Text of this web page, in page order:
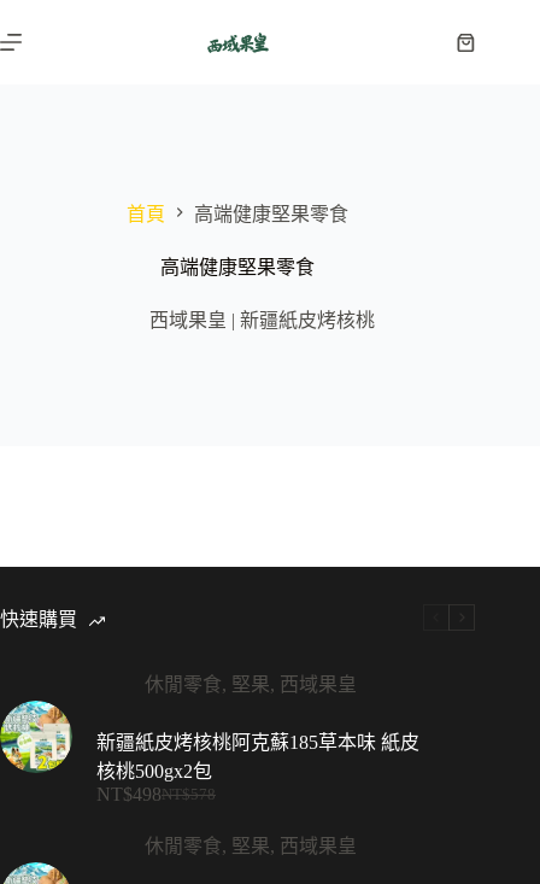
至
購
首頁 高端健康堅果零食
高端健康堅果零食
西域果皇 | 新疆紙皮烤核桃
快速購買
休閒零食, 堅果, 西域果皇
新疆紙皮烤核桃阿克蘇185草本味 紙皮
核桃500gx2包
NT$578
始
NT$498
前
休閒零食, 堅果, 西域果皇